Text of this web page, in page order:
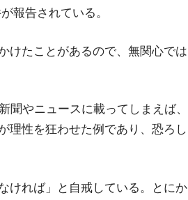
報告されている。
けたことがあるので、無関心では
聞やニュースに載ってしまえば、
理性を狂わせた例であり、恐ろし
ければ」と自戒している。とにか